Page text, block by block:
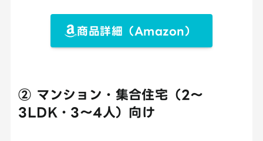
商品詳細（Amazon）
② マンション・集合住宅（2〜
3LDK・3〜4人）向け